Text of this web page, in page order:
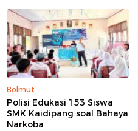
Bolmut
Polisi Edukasi 153 Siswa
SMK Kaidipang soal Bahaya
Narkoba